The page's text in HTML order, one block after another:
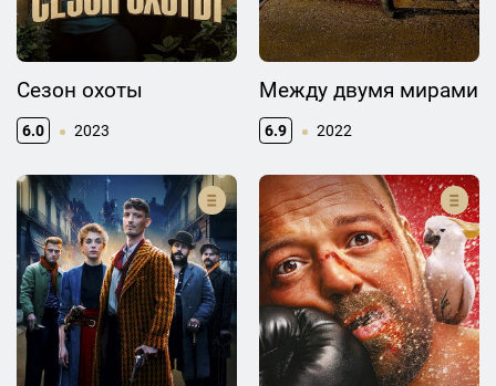
Сезон охоты
6.0 2023
Между двумя мирами
6.9 2022